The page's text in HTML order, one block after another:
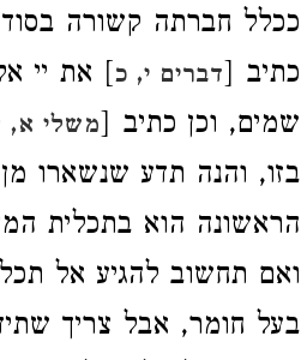
ככלל חברתה קשורה
כתיב [דברים י, כ] את יי
שמים, וכן כתיב [משלי א,
בזו, והנה תדע שנשארו
הראשונה הוא בתכלית
ואם תחשוב להגיע אל
בעל חומר, אבל צריך